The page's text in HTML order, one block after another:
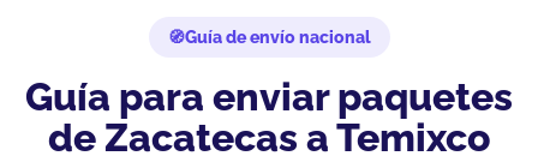
Guía de envío nacional
Guía para enviar paquetes
de Zacatecas a Temixco